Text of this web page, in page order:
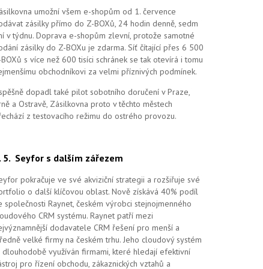
umožní všem e-shopům od 1. července
zásilky přímo do Z-BOXů, 24 hodin denně, sedm
v týdnu. Doprava e-shopům zlevní, protože samotné
zásilky do Z-BOXu je zdarma. Síť čítající přes 6 500
s více než 600 tisíci schránek se tak otevírá i tomu
obchodníkovi za velmi příznivých podmínek.
dopadl také pilot sobotního doručení v Praze,
a Ostravě, Zásilkovna proto v těchto městech
z testovacího režimu do ostrého provozu.
4. 5. Seyfor s dalším zářezem
pokračuje ve své akviziční strategii a rozšiřuje své
o další klíčovou oblast. Nově získává 40% podíl
společnosti Raynet, českém výrobci stejnojmenného
CRM systému. Raynet patří mezi
dodavatele CRM řešení pro menší a
velké firmy na českém trhu. Jeho cloudový systém
dlouhodobě využíván firmami, které hledají efektivní
pro řízení obchodu, zákaznických vztahů a